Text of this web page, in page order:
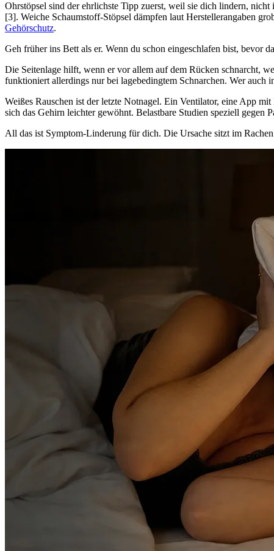
Ohrstöpsel sind der ehrlichste Tipp zuerst, weil sie dich lindern,
[3]. Weiche Schaumstoff-Stöpsel dämpfen laut Herstellerangaben
Gehörschutz.
Geh früher ins Bett als er. Wenn du schon eingeschlafen bist, bevor
Die Seitenlage hilft, wenn er vor allem auf dem Rücken schnarcht,
funktioniert allerdings nur bei lagebedingtem Schnarchen. Wer
Weißes Rauschen ist der letzte Notnagel. Ein Ventilator, eine App
sich das Gehirn leichter gewöhnt. Belastbare Studien speziell gegen
All das ist Symptom-Linderung für dich. Die Ursache sitzt im